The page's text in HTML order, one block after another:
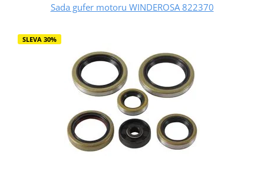
Sada gufer motoru WINDEROSA 822370
SLEVA 30%